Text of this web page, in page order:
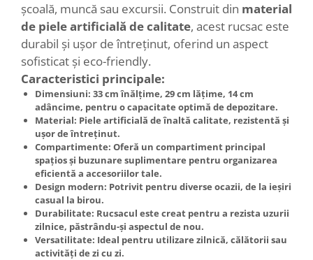
școală, muncă sau excursii. Construit din material
de piele artificială de calitate, acest rucsac este
durabil și ușor de întreținut, oferind un aspect
sofisticat și eco-friendly.
Caracteristici principale:
Dimensiuni: 33 cm înălțime, 29 cm lățime, 14 cm
adâncime, pentru o capacitate optimă de depozitare.
Material: Piele artificială de înaltă calitate, rezistentă și
ușor de întreținut.
Compartimente: Oferă un compartiment principal
spațios și buzunare suplimentare pentru organizarea
eficientă a accesoriilor tale.
Design modern: Potrivit pentru diverse ocazii, de la ieșiri
casual la birou.
Durabilitate: Rucsacul este creat pentru a rezista uzurii
zilnice, păstrându-și aspectul de nou.
Versatilitate: Ideal pentru utilizare zilnică, călătorii sau
activități de zi cu zi.